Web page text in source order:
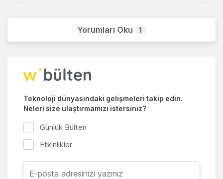
Yorumları Oku 1
Teknoloji dünyasındaki gelişmeleri takip edin.
Neleri size ulaştırmamızı istersiniz?
Günlük Bülten
Etkinlikler